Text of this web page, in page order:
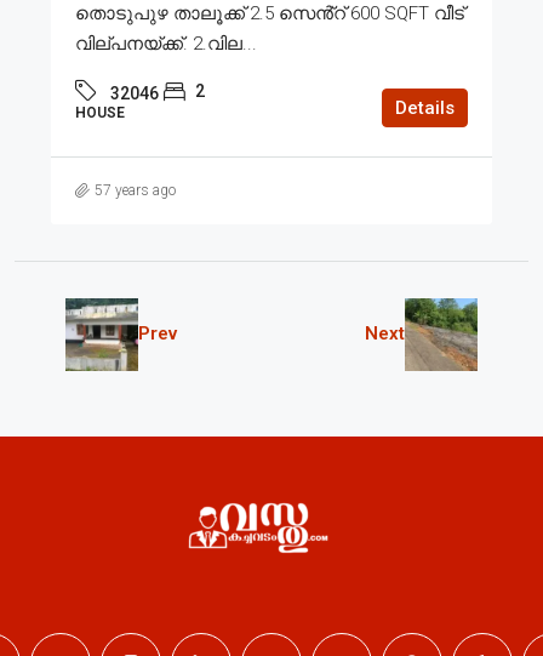
തൊടുപുഴ താലൂക്ക് 2.5 സെൻ്റ് 600 SQFT വീട്
വില്പനയ്ക്ക്. 2.വില...
32046 2
HOUSE Details
57 years ago
Prev Next